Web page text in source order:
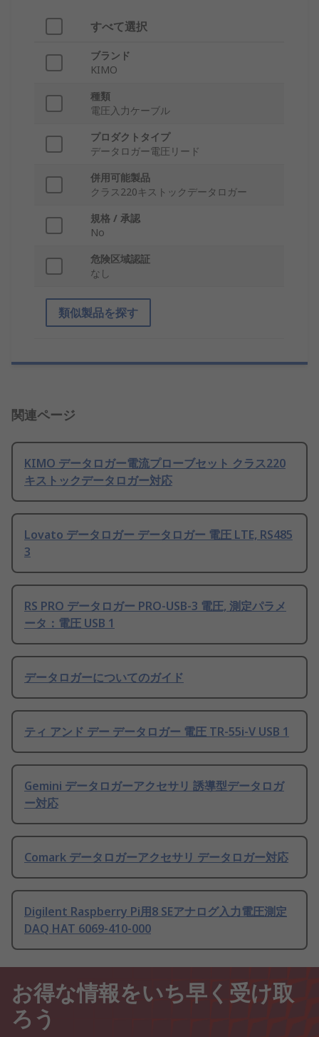
すべて選択
ブランド
KIMO
種類
電圧入力ケーブル
プロダクトタイプ
データロガー電圧リード
併用可能製品
クラス220キストックデータロガー
規格 / 承認
No
危険区域認証
なし
類似製品を探す
関連ページ
KIMO データロガー電流プローブセット クラス220
キストックデータロガー対応
Lovato データロガー データロガー 電圧 LTE, RS485
3
RS PRO データロガー PRO-USB-3 電圧, 測定パラメ
ータ：電圧 USB 1
データロガーについてのガイド
ティ アンド デー データロガー 電圧 TR-55i-V USB 1
Gemini データロガーアクセサリ 誘導型データロガ
ー対応
Comark データロガーアクセサリ データロガー対応
Digilent Raspberry Pi用8 SEアナログ入力電圧測定
DAQ HAT 6069-410-000
お得な情報をいち早く受け取
ろう